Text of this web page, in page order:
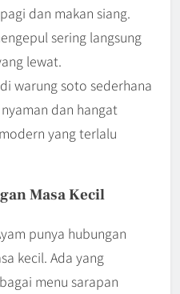
dan makan siang.
sering langsung
lewat.
warung soto sederhana
dan hangat
yang terlalu
Masa Kecil
punya hubungan
kecil. Ada yang
menu sarapan